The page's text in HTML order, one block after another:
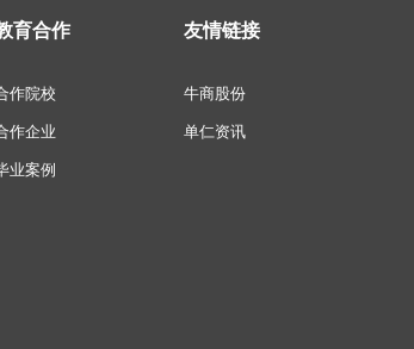
育合作
作院校
作企业
业案例
友情链接
牛商股份
单仁资讯